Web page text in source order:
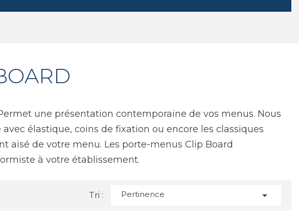
une présentation contemporaine de vos menus. Nous
élastique, coins de fixation ou encore les classiques
aisé de votre menu. Les porte-menus Clip Board
à votre établissement.
Tri : Pertinence 